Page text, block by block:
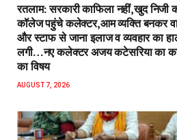
रतलाम: सरकारी काफिला नहीं,खुद
कॉलेज पहुंचे कलेक्टर,आम व्यक्ति बनकर
और स्टाफ से जाना इलाज व व्यवहार का
लगी…नए कलेक्टर अजय कटेसरिया का
का विषय
AUGUST 7, 2026